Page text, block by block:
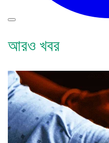
আরও খবর